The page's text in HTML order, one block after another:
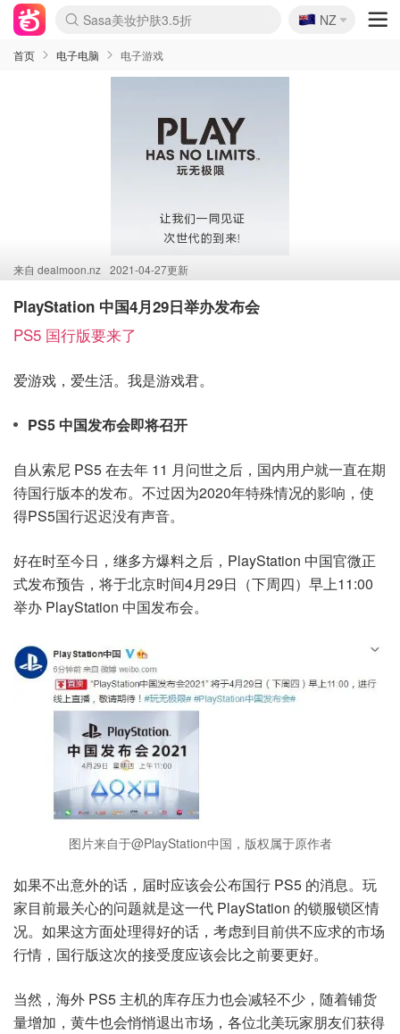
lululemon折扣上新
Sasa美妆护肤3.5折
SSENSE年中3折
FreshBeauty好价汇总
Cettire降价+叠9折
WWS Coles超市实拍
viagogo二手票捡漏
Myer超级周末1折
The Outnet奢牌1折起
David Jones 3折起
Flannels大牌1折
Perfumes Club护肤1折
AMIRO返校季6.2折
Amazon折扣汇总
eToro入金$200送$50
Amazon数码好物
ICONIC本周7.5折
ThedoubleF高奢地板价
Moose Knuckles 6折
丝芙兰5折起
EUFY官网3.7折起
Selenichast首饰2折
Trip机票酒店促销
YSL送5件彩妆礼
Amazon家居好物
Amazon美妆护肤
雅漾大喷$8
过敏原检测盒$33
伊索独家赠50ml沐浴露
科颜氏清仓3折
SEALIFE海洋馆门票6折
丝塔芙大白罐$16
订阅Newsletter送香薰
Cult Beauty 6.8折
Harrods圣诞日历2.3折
LN-CC奢牌私促3折
d'Alba空姐喷雾$16
EVE LOM套装逆天2折
Bernardelli独家4折
Adore Beauty 6折起
CT圣诞日历
Mytheresa奢品2.7折
Luxury Escapes 9折
Currentbody美容仪9折
MOON Garden Live
Roborock扫地机3.7折
Tingo Life水杯$24
Valentino官网5折
CR洗发护发6.3折
修丽可套装7.4折
Myer彩妆2件7折
GANNI官网4.5折
Stylevana韩妆4折
Tessabit高奢8.5折
OGX洗护4折
Amazon阿德莱德次日达
卡诗8.5折+赠礼
Philips Hue灯具8折
🇳🇿
NZ
首页 电子电脑 电子游戏
来自 dealmoon.nz 2021-04-27更新
PlayStation 中国4月29日举办发布会
PS5 国行版要来了
爱游戏，爱生活。我是游戏君。
PS5 中国发布会即将召开
自从索尼 PS5 在去年 11 月问世之后，国内用户就一直在期
待国行版本的发布。不过因为2020年特殊情况的影响，使
得PS5国行迟迟没有声音。
好在时至今日，继多方爆料之后，PlayStation 中国官微正
式发布预告，将于北京时间4月29日（下周四）早上11:00
举办 PlayStation 中国发布会。
图片来自于@PlayStation中国，版权属于原作者
如果不出意外的话，届时应该会公布国行 PS5 的消息。玩
家目前最关心的问题就是这一代 PlayStation 的锁服锁区情
况。如果这方面处理得好的话，考虑到目前供不应求的市场
行情，国行版这次的接受度应该会比之前要更好。
当然，海外 PS5 主机的库存压力也会减轻不少，随着铺货
量增加，黄牛也会悄悄退出市场，各位北美玩家朋友们获得